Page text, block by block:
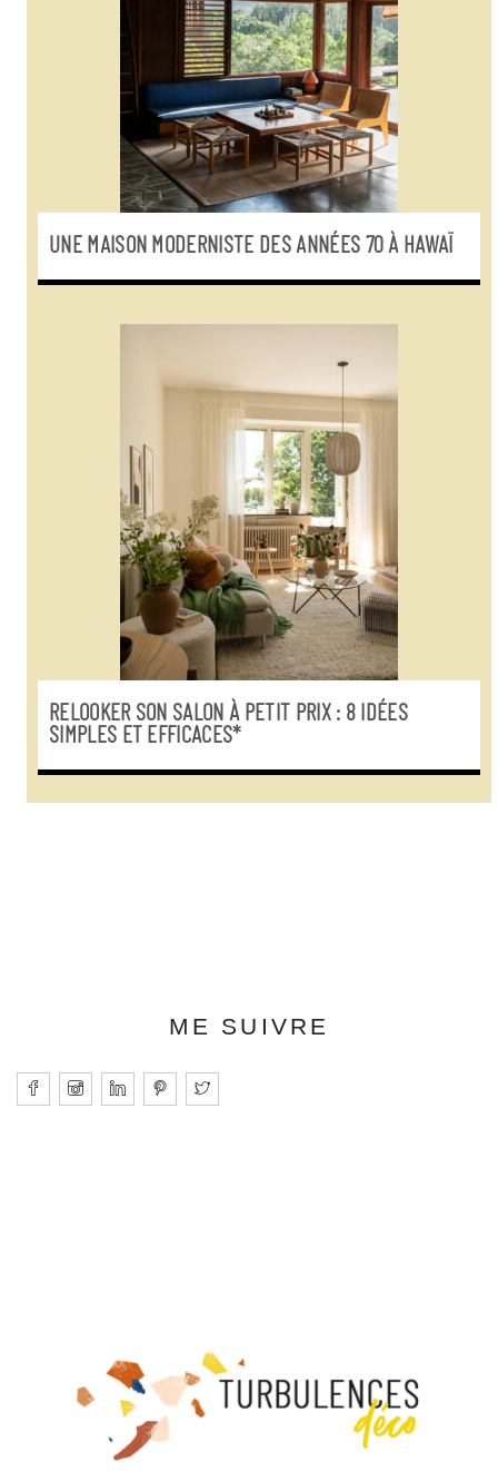
UNE MAISON MODERNISTE DES ANNÉES 70 À HAWAÏ
RELOOKER SON SALON À PETIT PRIX : 8 IDÉES
SIMPLES ET EFFICACES*
ME SUIVRE